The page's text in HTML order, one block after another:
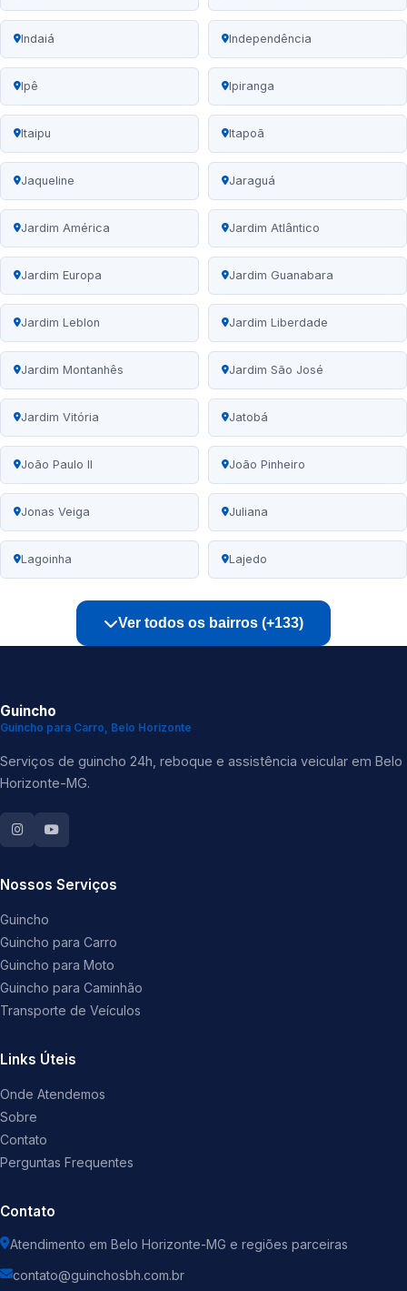
Indaiá Independência
Ipê Ipiranga
Itaipu Itapoã
Jaqueline Jaraguá
Jardim América Jardim Atlântico
Jardim Europa Jardim Guanabara
Jardim Leblon Jardim Liberdade
Jardim Montanhês Jardim São José
Jardim Vitória Jatobá
João Paulo II João Pinheiro
Jonas Veiga Juliana
Lagoinha Lajedo
Ver todos os bairros (+133)
Guincho
Guincho para Carro, Belo Horizonte
Serviços de guincho 24h, reboque e assistência veicular em Belo
Horizonte-MG.
Nossos Serviços
Guincho
Guincho para Carro
Guincho para Moto
Guincho para Caminhão
Transporte de Veículos
Links Úteis
Onde Atendemos
Sobre
Contato
Perguntas Frequentes
Contato
Atendimento em Belo Horizonte-MG e regiões parceiras
contato@guinchosbh.com.br